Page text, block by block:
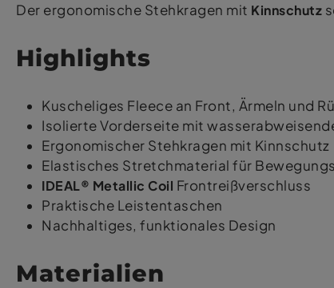
Der ergonomische Stehkragen mit Kinnschutz
Highlights
Kuscheliges Fleece an Front, Ärmeln und
Isolierte Vorderseite mit
Ergonomischer Stehkragen mit Kinnschutz
Elastisches Stretchmaterial für
IDEAL® Metallic Coil Frontreißverschluss
Praktische Leistentaschen
Nachhaltiges, funktionales Design
Materialien